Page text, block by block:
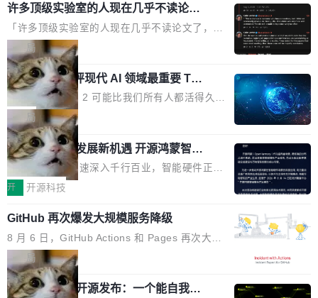
实时LCD监控屏，可充分满足当下高阶PC主机
的严苛使用需求。 澎湃功率，紧凑机身 钛金雕1
600PG5 AI TOP具备强悍输出功率，同时实现
机身尺寸大幅精简。整机长度仅16厘米，属于同
功率段机身尺寸十分紧凑的1600W电源产品。小
巧机身有效提升市面主流标准A...
复合增长率达5.44%,预计2032年将突破120亿美
元。数字广告与公共关系相关服务市场更是从20
25年的8463亿美元扩张至2026年的8763亿美
元。数字的背后是一个清晰的事实——品牌对专
业化营销服务的需求从未如此迫切。 但市场扩容
的同时,服务商的竞争逻辑正在改变。2026年Top
Agency年度合辑的观察指出,“产品”这个离消费
者最近的载体,在整个品牌营销层面的权重显著变
高了。全域营销服务商的竞争正在从规模转向深
度,案例厚度、全域覆盖、多线协同...
许多顶级实验室的人现在几乎不读论文
了
「许多顶级实验室的人现在几乎不读论文了，而
且他们认为 ICLR/ICML/NeurIPS 充斥着大量过
度宣传和欺诈。」 OpenAI 研究员 Keller Jorda
n 这条推文引发了广泛讨论。他不是在说风凉
话，他是说出了一个圈内人尽皆知但很少公开捅
破的事实。 Jordan 随后补充了一句软化声明：
「我不认为这些会议上大部分论文都在过度宣传
或造假。问题是，作为读者，如果你筛选出那些
看起来最令人兴奋的论文，那它们大部分都是过
度宣传的。」 这才是真正的痛点。不是所有论文
都有问题，是最吸引眼球的那批论文最有问题。
他引用的帖子来自 Mathew Shen，一位 ICLR 2
026 的读者：「看了篇 ...
局
xAI 前工程师评现代 AI 领域最重要 Top
3 开源项目
Flash Attention 2 可能比我们所有人都活得久。
这句话不是来自某个技术博客，而是出自 Hieu
Pham 的一条推文。Hieu Pham 是谁？他是 xAI
的早期工程师之一，在 Grok 训练基础设施团队
工作过。近日他在 X 上发了一条帖子，列出了他
认为现代 AI 领域最重要的三个开源项目。 第一
理由很具体。FA 系列不需要解释，但 FA2 是他
认为最重要的一个——复杂度恰到好处，刚好能
驱动你去学 CuTe，但还没被那些"邪恶的" Hopp
er++ 优化所淹没，足够容易修改和适配。 更关
键的是 FA2 的持久性...
局
共商智能硬件发展新机遇 开源鸿蒙智能
硬件开发者日杭州站即将举行
随着万物智联加速深入千行百业，智能硬件正从
单点设备迈向智能化、网联化、协同化发展。作
鸿蒙通过统一技术底座和分布式能力，为不同类
型智能设备的开发、连接与互联提供关键支撑，
也为产业链企业探索产品创新与商业增长打开新
的空间。 8月14日，开源鸿蒙智能硬件开发者日
（OHDD：OpenHarmony Hardware Develope
开 开源科技
GitHub 再次爆发大规模服务降级
8 月 6 日，GitHub Actions 和 Pages 再次大规
模服务降级，Actions 完全不可用超过 5 小时，
webhook 停发，连自托管 runner 也因调度层故
障无法工作。Pages、Copilot code review、C
局
Prime Agent 开源发布：一个能自我改